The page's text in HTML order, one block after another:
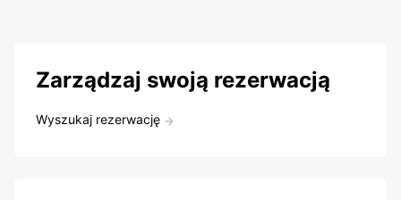
Zarządzaj swoją rezerwacją
Wyszukaj rezerwację